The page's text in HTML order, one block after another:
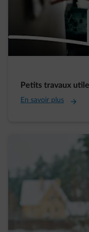
Petits travaux
En savoir plus